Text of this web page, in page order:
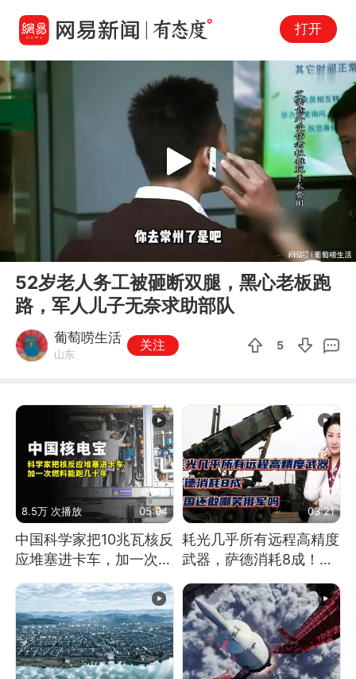
打开
07:38
Play
52岁老人务工被砸断双腿，黑心老板跑
路，军人儿子无奈求助部队
葡萄唠生活
山东
关注 5
8.5万 次播放 05:04
中国科学家把10兆瓦核反
应堆塞进卡车，加一次燃
料能跑几十年
03:21
耗光几乎所有远程高精度
武器，萨德消耗8成！美
国还敢嘲笑俄军吗